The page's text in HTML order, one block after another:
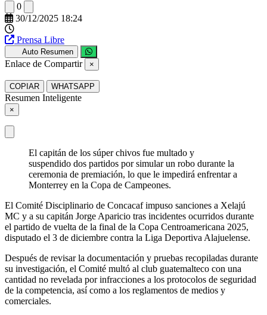
0
30/12/2025 18:24
Prensa Libre
Auto Resumen
Enlace de Compartir ×
COPIAR WHATSAPP
Resumen Inteligente
×
El capitán de los súper chivos fue multado y
suspendido dos partidos por simular un robo durante la
ceremonia de premiación, lo que le impedirá enfrentar a
Monterrey en la Copa de Campeones.
El Comité Disciplinario de Concacaf impuso sanciones a Xelajú
MC y a su capitán Jorge Aparicio tras incidentes ocurridos durante
el partido de vuelta de la final de la Copa Centroamericana 2025,
disputado el 3 de diciembre contra la Liga Deportiva Alajuelense.
Después de revisar la documentación y pruebas recopiladas durante
su investigación, el Comité multó al club guatemalteco con una
cantidad no revelada por infracciones a los protocolos de seguridad
de la competencia, así como a los reglamentos de medios y
comerciales.